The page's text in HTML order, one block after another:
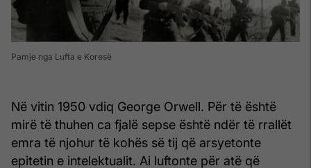
Pamje nga Lufta e Koresë
Në vitin 1950 vdiq George Orwell. Për të është
mirë të thuhen ca fjalë sepse është ndër të rrallët
emra të njohur të kohës së tij që arsyetonte
epitetin e intelektualit. Ai luftonte për atë që